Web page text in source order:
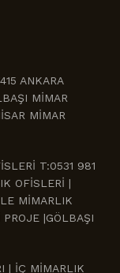
ANKARA
MİMAR
MİMAR
T:0531 981
OFİSLERİ |
MİMARLIK
|GÖLBAŞI
| İÇ MİMARLIK